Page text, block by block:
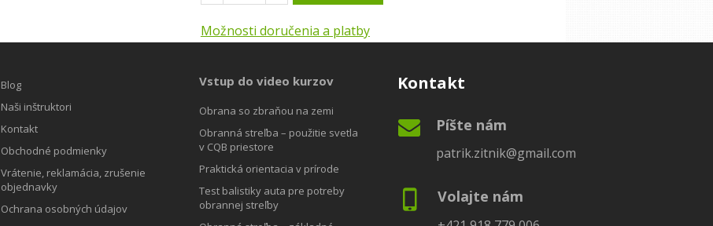
Možnosti doručenia a platby
Blog
Naši inštruktori
Kontakt
Obchodné podmienky
Vrátenie, reklamácia, zrušenie
objednavky
Ochrana osobných údajov
Vstup do video kurzov
Obrana so zbraňou na zemi
Obranná streľba – použitie svetla
v CQB priestore
Praktická orientacia v prírode
Test balistiky auta pre potreby
obrannej streľby
Kontakt
Píšte nám
patrik.zitnik@gmail.com
Volajte nám